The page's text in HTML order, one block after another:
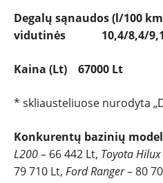
Degalų sąnaudos (l/100
vidutinės 10,4/8,4/9,1
Kaina (Lt) 67000 Lt
* skliausteliuose nurodyta
Konkurentų bazinių
L200– 66 442 Lt, Toyota Hilux
79 710 Lt, Ford Ranger– 80